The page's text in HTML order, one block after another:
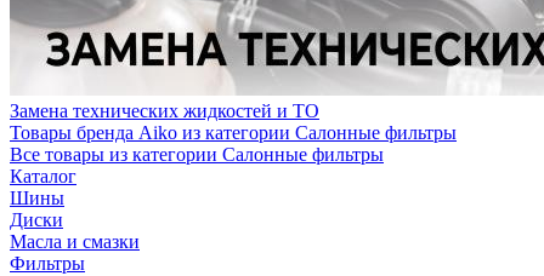
Замена технических жидкостей и ТО
Товары бренда Aiko из категории Салонные фильтры
Все товары из категории Салонные фильтры
Каталог
Шины
Диски
Масла и смазки
Фильтры